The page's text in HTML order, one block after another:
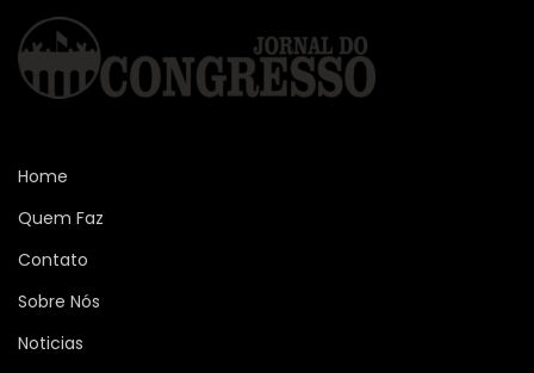
Home
Quem Faz
Contato
Sobre Nós
Noticias